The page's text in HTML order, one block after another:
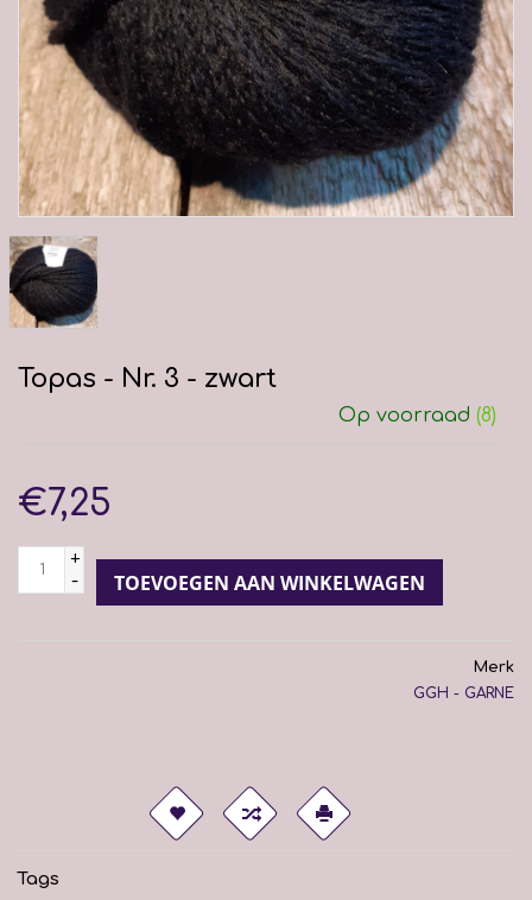
Topas - Nr. 3 - zwart
Op voorraad (8)
€7,25
+
-
TOEVOEGEN AAN WINKELWAGEN
Merk
GGH - GARNE
Tags